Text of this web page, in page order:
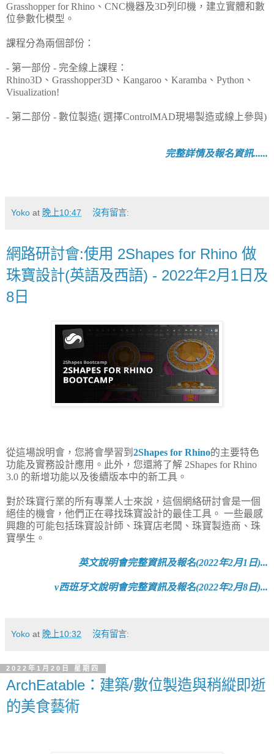
Grasshopper for Rhino、CNC機器及3D列印機，建立實體和數
位參數化模型。
課程分為兩個部份：
- 第一部份 - 完全線上課程：
Rhino3D、Grasshopper3D、Kangaroo、Karamba、Python、
Visualization!
- 第二部份 - 數位製造( 選擇ControlMAD現場製造或線上參與)
完整詳情及報名資訊......
Yoko at 晚上10:47 沒有留言:
網路研討會:使用 2Shapes for Rhino 做
珠寶設計(英語及西語) - 2022年2月1日及
8日
從這場說明會，您將會學習到 2Shapes for Rhino的主要特色
功能及實務設計應用。此外，您還將了解 2Shapes for Rhino
3.0 的新增功能以及後續版本中的新工具。
對於珠寶行業的所有專業人士來說，這個網絡研討會是一個
絕佳的機會，他們正在尋找珠寶設計的最佳工具。 一些最感
興趣的可能包括珠寶設計師、珠寶店老闆、珠寶製造商、珠
寶學生。
英文說明會完整資訊及報名(2022年2月1日)...
v西班牙文說明會完整資訊及報名(2022年2月8日)...
Yoko at 晚上10:32 沒有留言:
2022年1月20日 星期四
ArchEatable：建築/數位製造與稍縱即逝
的美食藝術